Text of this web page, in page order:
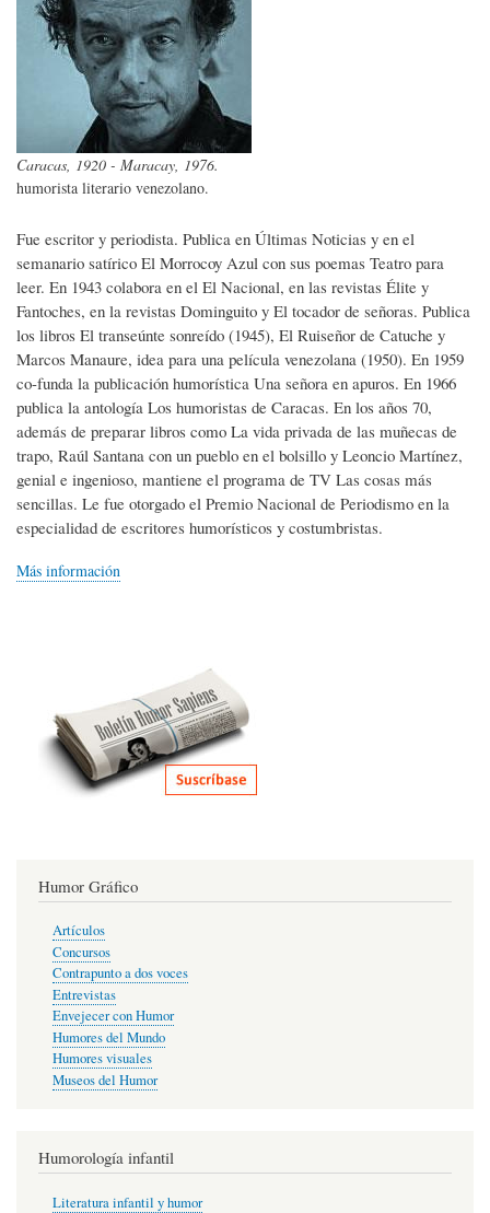
Caracas, 1920 - Maracay, 1976.
humorista literario venezolano.
Fue escritor y periodista. Publica en Últimas Noticias y en el
semanario satírico El Morrocoy Azul con sus poemas Teatro para
leer. En 1943 colabora en el El Nacional, en las revistas Élite y
Fantoches, en la revistas Dominguito y El tocador de señoras. Publica
los libros El transeúnte sonreído (1945), El Ruiseñor de Catuche y
Marcos Manaure, idea para una película venezolana (1950). En 1959
co-funda la publicación humorística Una señora en apuros. En 1966
publica la antología Los humoristas de Caracas. En los años 70,
además de preparar libros como La vida privada de las muñecas de
trapo, Raúl Santana con un pueblo en el bolsillo y Leoncio Martínez,
genial e ingenioso, mantiene el programa de TV Las cosas más
sencillas. Le fue otorgado el Premio Nacional de Periodismo en la
especialidad de escritores humorísticos y costumbristas.
Más información
Humor Gráfico
Artículos
Concursos
Contrapunto a dos voces
Entrevistas
Envejecer con Humor
Humores del Mundo
Humores visuales
Museos del Humor
Humorología infantil
Literatura infantil y humor